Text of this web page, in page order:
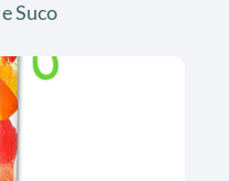
Suco